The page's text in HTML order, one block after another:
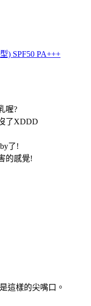
) SPF50 PA+++
喔?
了XDDD
了!
的感覺!
這樣的尖嘴口。